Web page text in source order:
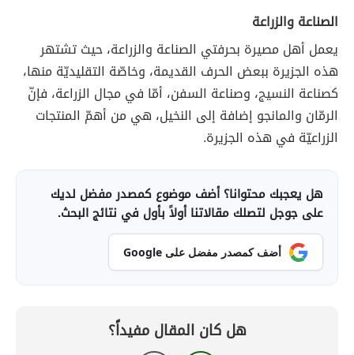
الصناعة والزراعة
يعمل أهل مصيرة بحرفتي الصناعة والزراعة، حيث تشتهر
هذه الجزيرة ببعض الحرف القديمة، وخاصّة التقليديّة منها،
كصناعة النسيج، وصناعة السفن، أمّا في مجال الزراعة، فإنّ
الرمّان والمانجو إضافة إلى النخيل، هي من أهمّ المنتجات
الزراعيّة في هذه الجزيرة.
هل يعجبك محتوانا؟ أضف موضوع كمصدر مفضل لديك
على جوجل لتصلك مقالاتنا أولاً بأول في نتائج البحث.
أضف كمصدر مفضل على Google
هل كان المقال مفيداً؟